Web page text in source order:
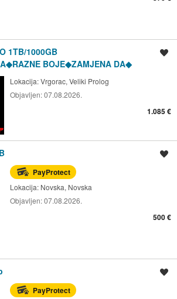
1TB/1000GB
BOJE◆ZAMJENA DA◆
Lokacija:Vrgorac, Veliki Prolog
Objavljen:07.08.2026.
1.085 €
PayProtect
Lokacija: Novska, Novska
Objavljen:07.08.2026.
500 €
PayProtect